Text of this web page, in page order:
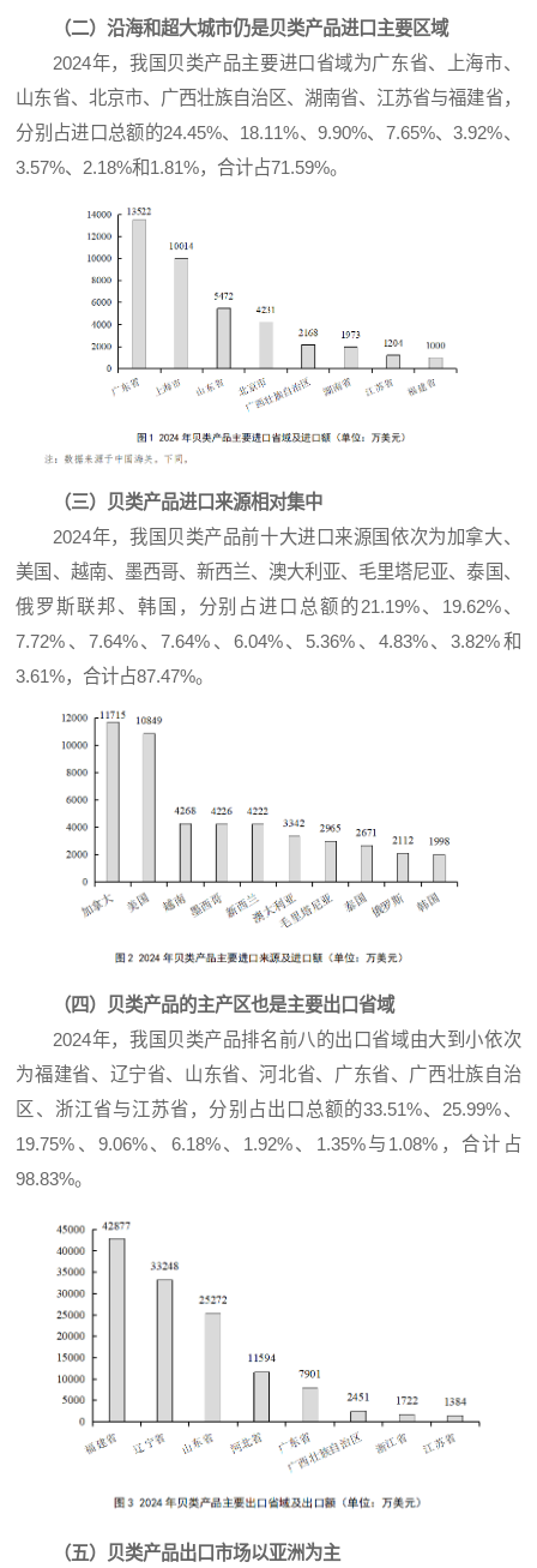
（二）沿海和超大城市仍是贝类产品进口主要区域
2024年，我国贝类产品主要进口省域为广东省、上海市、
山东省、北京市、广西壮族自治区、湖南省、江苏省与福建省，
分别占进口总额的24.45%、18.11%、9.90%、7.65%、3.92%、
3.57%、2.18%和1.81%，合计占71.59%。
（三）贝类产品进口来源相对集中
2024年，我国贝类产品前十大进口来源国依次为加拿大、
美国、越南、墨西哥、新西兰、澳大利亚、毛里塔尼亚、泰国、
俄罗斯联邦、韩国，分别占进口总额的21.19%、19.62%、
7.72%、7.64%、7.64%、6.04%、5.36%、4.83%、3.82%和
3.61%，合计占87.47%。
（四）贝类产品的主产区也是主要出口省域
2024年，我国贝类产品排名前八的出口省域由大到小依次
为福建省、辽宁省、山东省、河北省、广东省、广西壮族自治
区、浙江省与江苏省，分别占出口总额的33.51%、25.99%、
19.75%、9.06%、6.18%、1.92%、1.35%与1.08%，合计占
98.83%。
（五）贝类产品出口市场以亚洲为主